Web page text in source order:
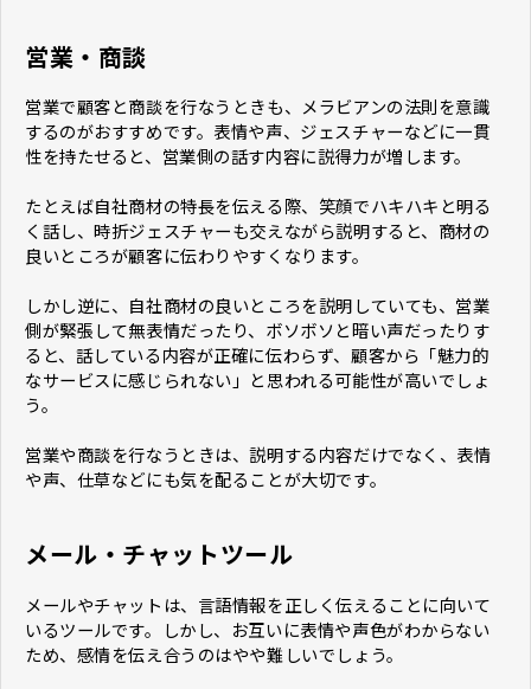
営業・商談
営業で顧客と商談を行なうときも、メラビアンの法則を意識
するのがおすすめです。表情や声、ジェスチャーなどに一貫
性を持たせると、営業側の話す内容に説得力が増します。
たとえば自社商材の特長を伝える際、笑顔でハキハキと明る
く話し、時折ジェスチャーも交えながら説明すると、商材の
良いところが顧客に伝わりやすくなります。
しかし逆に、自社商材の良いところを説明していても、営業
側が緊張して無表情だったり、ボソボソと暗い声だったりす
ると、話している内容が正確に伝わらず、顧客から「魅力的
なサービスに感じられない」と思われる可能性が高いでしょ
う。
営業や商談を行なうときは、説明する内容だけでなく、表情
や声、仕草などにも気を配ることが大切です。
メール・チャットツール
メールやチャットは、言語情報を正しく伝えることに向いて
いるツールです。しかし、お互いに表情や声色がわからない
ため、感情を伝え合うのはやや難しいでしょう。